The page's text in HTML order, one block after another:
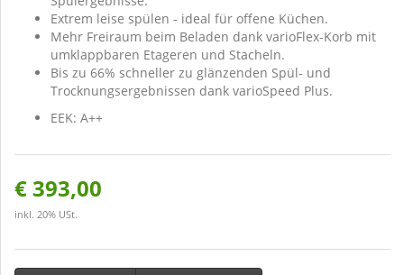
Extrem leise spülen - ideal für offene Küchen.
Mehr Freiraum beim Beladen dank varioFlex-Korb mit
umklappbaren Etageren und Stacheln.
Bis zu 66% schneller zu glänzenden Spül- und
Trocknungsergebnissen dank varioSpeed Plus.
EEK: A++
€ 393,00
inkl. 20% USt.